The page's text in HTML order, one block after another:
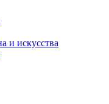
и искусства